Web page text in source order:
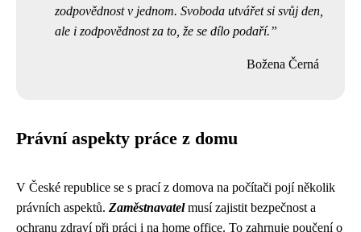
zodpovědnost v jednom. Svoboda utvářet si svůj den,
ale i zodpovědnost za to, že se dílo podaří.
Božena Černá
Právní aspekty práce z domu
V České republice se s prací z domova na počítači pojí několik
právních aspektů. Zaměstnavatelmusí zajistit bezpečnost a
ochranu zdraví při práci i na home office. To zahrnuje poučení o